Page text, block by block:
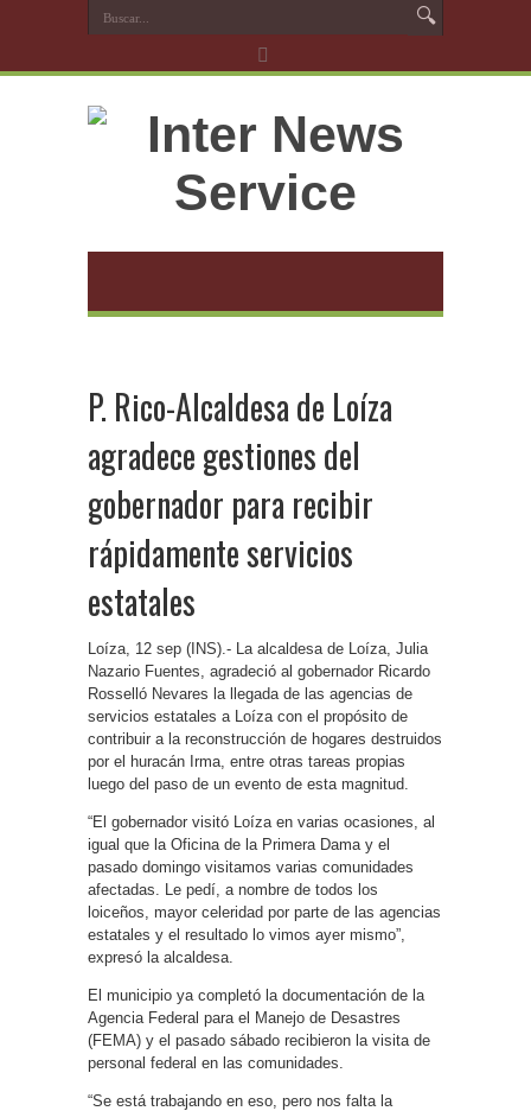
P. Rico-Alcaldesa de Loíza
agradece gestiones del
gobernador para recibir
rápidamente servicios
estatales
Loíza, 12 sep (INS).- La alcaldesa de Loíza, Julia
Nazario Fuentes, agradeció al gobernador Ricardo
Rosselló Nevares la llegada de las agencias de
servicios estatales a Loíza con el propósito de
contribuir a la reconstrucción de hogares destruidos
por el huracán Irma, entre otras tareas propias
luego del paso de un evento de esta magnitud.
“El gobernador visitó Loíza en varias ocasiones, al
igual que la Oficina de la Primera Dama y el
pasado domingo visitamos varias comunidades
afectadas. Le pedí, a nombre de todos los
loiceños, mayor celeridad por parte de las agencias
estatales y el resultado lo vimos ayer mismo”,
expresó la alcaldesa.
El municipio ya completó la documentación de la
Agencia Federal para el Manejo de Desastres
(FEMA) y el pasado sábado recibieron la visita de
personal federal en las comunidades.
“Se está trabajando en eso, pero nos falta la